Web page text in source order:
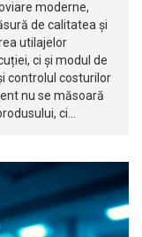
moderne,
de calitatea și
utilajelor
ci și modul de
controlul costurilor
nu se măsoară
ci…